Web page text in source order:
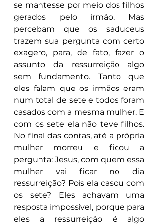
se mantesse por meio dos filhos
gerados pelo irmão. Mas
percebam que os saduceus
trazem sua pergunta com certo
exagero, para, de fato, fazer o
assunto da ressurreição algo
sem fundamento. Tanto que
eles falam que os irmãos eram
num total de sete e todos foram
casados com a mesma mulher. E
com os sete ela não teve filhos.
No final das contas, até a própria
mulher morreu e ficou a
pergunta: Jesus, com quem essa
mulher vai ficar no dia
ressurreição? Pois ela casou com
os sete? Eles achavam uma
resposta impossível, porque para
eles a ressurreição é algo